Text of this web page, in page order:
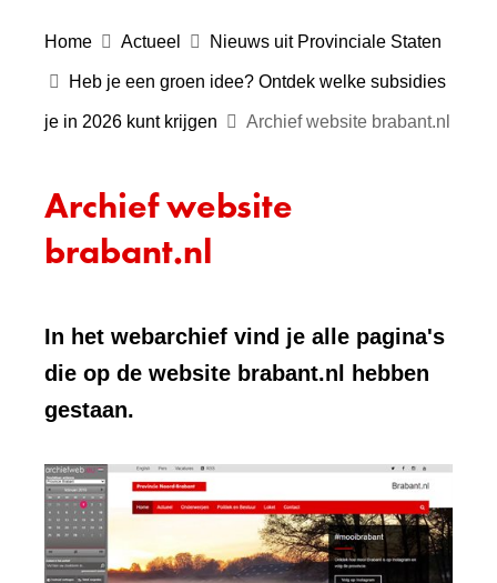
Home Actueel Nieuws uit Provinciale Staten
Heb je een groen idee? Ontdek welke subsidies
je in 2026 kunt krijgen Archief website brabant.nl
Archief website
brabant.nl
In het webarchief vind je alle pagina's
die op de website brabant.nl hebben
gestaan.